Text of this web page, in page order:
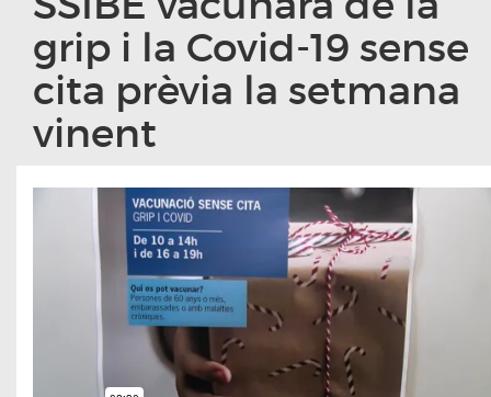
grip i la Covid-19 sense
cita prèvia la setmana
vinent